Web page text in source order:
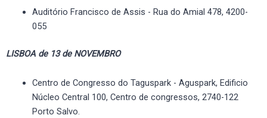
Auditório Francisco de Assis - Rua do Amial 478, 4200-
055
LISBOA de 13 de NOVEMBRO
Centro de Congresso do Taguspark - Aguspark, Edificio
Núcleo Central 100, Centro de congressos, 2740-122
Porto Salvo.